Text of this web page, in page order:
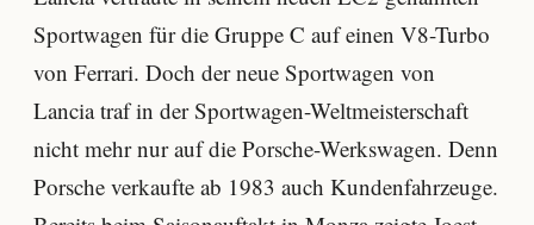
Sportwagen für die Gruppe C auf einen V8-Turbo
von Ferrari. Doch der neue Sportwagen von
Lancia traf in der Sportwagen-Weltmeisterschaft
nicht mehr nur auf die Porsche-Werkswagen. Denn
Porsche verkaufte ab 1983 auch Kundenfahrzeuge.